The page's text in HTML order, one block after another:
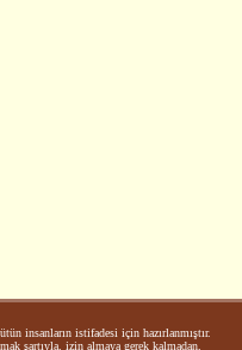
insanların istifadesi için hazırlanmıştır.
şartıyla, izin almaya gerek kalmadan,